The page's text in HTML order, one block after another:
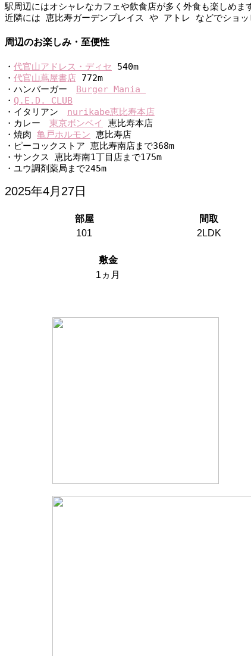
駅周辺にはオシャレなカフェや飲食店が多く外食も楽しめま
近隣には 恵比寿ガーデンプレイス や アトレ などでショッ
周辺のお楽しみ・至便性
・ 代官山アドレス・ディセ
540m
・ 代官山蔦屋書店 772m
・ハンバーガー Burger Mania
・ Q.E.D. CLUB
・イタリアン nurikabe恵比寿本店
・カレー 東京ボンベイ
恵比寿本店
・焼肉 亀戸ホルモン 恵比寿店
・ピーコックストア 恵比寿南店まで368m
・サンクス 恵比寿南1丁目店まで175m
・ユウ調剤薬局まで245m
2025年4月27日
部屋 間取
101
2LDK
敷金
1ヵ月